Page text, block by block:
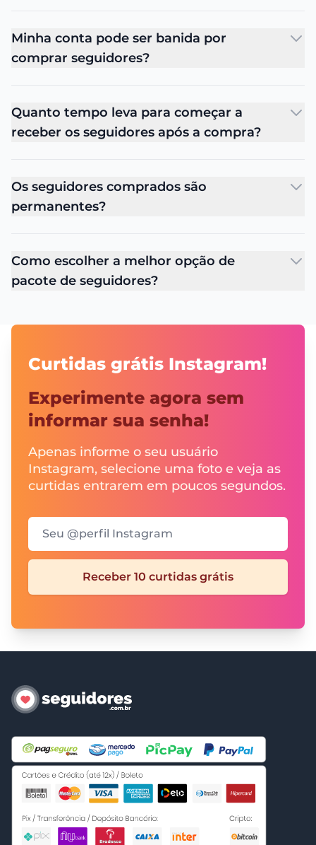
Minha conta pode ser banida por
comprar seguidores?
Quanto tempo leva para começar a
receber os seguidores após a compra?
Os seguidores comprados são
permanentes?
Como escolher a melhor opção de
pacote de seguidores?
Curtidas grátis Instagram!
Experimente agora sem
informar sua senha!
Apenas informe o seu usuário
Instagram, selecione uma foto e veja as
curtidas entrarem em poucos segundos.
Seu @perfil Instagram
Receber 10 curtidas grátis